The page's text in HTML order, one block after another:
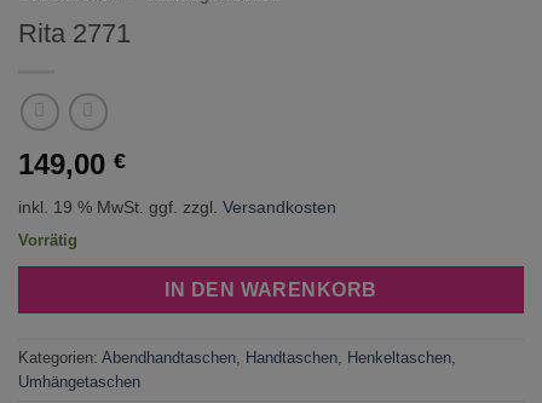
Rita 2771
149,00 €
inkl. 19 % MwSt. ggf. zzgl. Versandkosten
Vorrätig
IN DEN WARENKORB
Kategorien: Abendhandtaschen, Handtaschen, Henkeltaschen,
Umhängetaschen